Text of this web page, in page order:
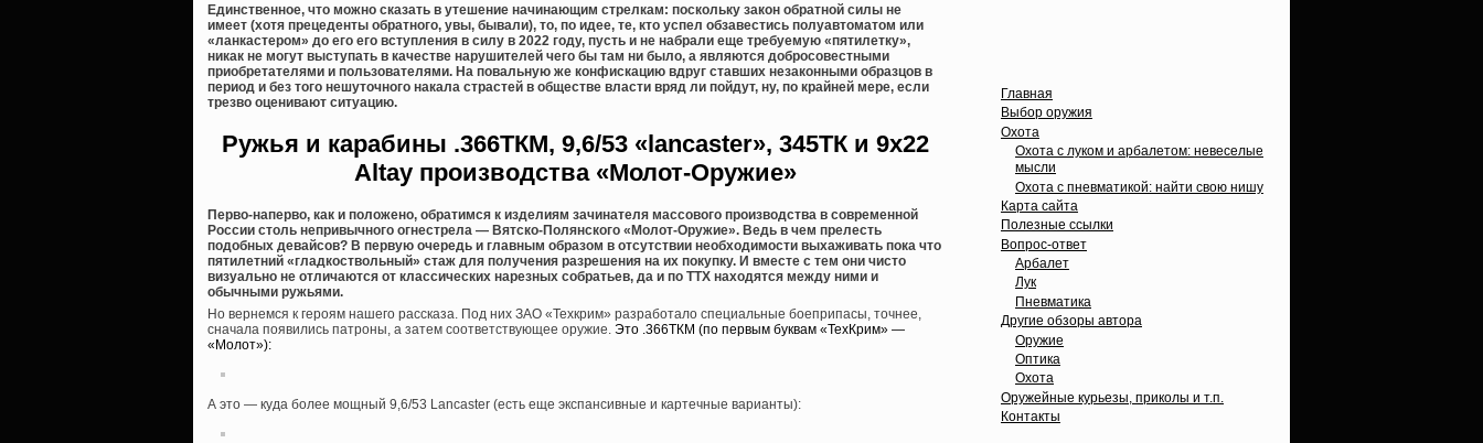
Единственное, что можно сказать в утешение начинающим стрелкам: поскольку закон обратной силы не
имеет (хотя прецеденты обратного, увы, бывали), то, по идее, те, кто успел обзавестись полуавтоматом или
«ланкастером» до его его вступления в силу в 2022 году, пусть и не набрали еще требуемую «пятилетку»,
никак не могут выступать в качестве нарушителей чего бы там ни было, а являются добросовестными
приобретателями и пользователями. На повальную же конфискацию вдруг ставших незаконными образцов в
период и без того нешуточного накала страстей в обществе власти вряд ли пойдут, ну, по крайней мере, если
трезво оценивают ситуацию.
Ружья и карабины .366ТКМ, 9,6/53 «lancaster», 345ТК и 9х22
Altay производства «Молот-Оружие»
Перво-наперво, как и положено, обратимся к изделиям зачинателя массового производства в современной
России столь непривычного огнестрела — Вятско-Полянского «Молот-Оружие». Ведь в чем прелесть
подобных девайсов? В первую очередь и главным образом в отсутствии необходимости выхаживать пока что
пятилетний «гладкоствольный» стаж для получения разрешения на их покупку. И вместе с тем они чисто
визуально не отличаются от классических нарезных собратьев, да и по ТТХ находятся между ними и
обычными ружьями.
Но вернемся к героям нашего рассказа. Под них ЗАО «Техкрим» разработало специальные боеприпасы, точнее,
сначала появились патроны, а затем соответствующее оружие. Это .366ТКМ (по первым буквам «ТехКрим» —
«Молот»):
А это — куда более мощный 9,6/53 Lancaster (есть еще экспансивные и картечные варианты):
Главная
Выбор оружия
Охота
Охота с луком и арбалетом: невеселые
мысли
Охота с пневматикой: найти свою нишу
Карта сайта
Полезные ссылки
Вопрос-ответ
Арбалет
Лук
Пневматика
Другие обзоры автора
Оружие
Оптика
Охота
Оружейные курьезы, приколы и т.п.
Контакты